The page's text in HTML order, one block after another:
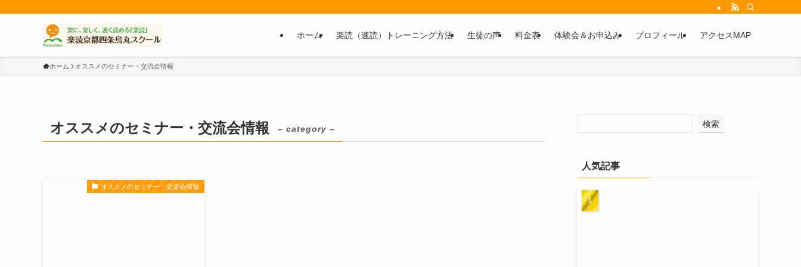
ホーム 楽読（速読）トレーニング方法 生徒の声 料金表 体験会＆お申込み プロフィール アクセスMAP
ホーム オススメのセミナー・交流会情報
オススメのセミナー・交流会情報 – category –
オススメのセミナー・交流会情報
検索
人気記事